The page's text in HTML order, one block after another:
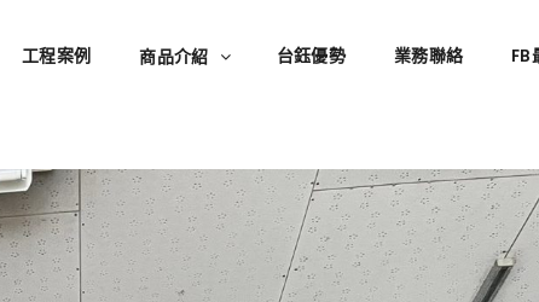
工程案例 商品介紹 台鈺優勢 業務聯絡 FB